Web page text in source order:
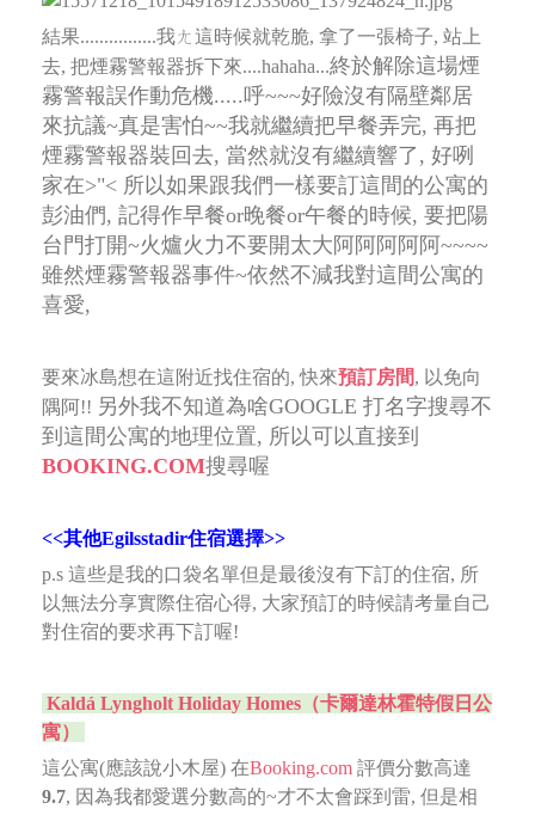
結果................我ㄤ這時候就乾脆, 拿了一張椅子, 站上
去, 把煙霧警報器拆下來....hahaha...終於解除這場煙
霧警報誤作動危機.....呼~~~好險沒有隔壁鄰居
來抗議~真是害怕~~我就繼續把早餐弄完, 再把
煙霧警報器裝回去, 當然就沒有繼續響了, 好咧
家在>"< 所以如果跟我們一樣要訂這間的公寓的
彭油們, 記得作早餐or晚餐or午餐的時候, 要把陽
台門打開~火爐火力不要開太大阿阿阿阿阿~~~~
雖然煙霧警報器事件~依然不減我對這間公寓的
喜愛,
要來冰島想在這附近找住宿的, 快來預訂房間, 以免向
隅阿!! 另外我不知道為啥GOOGLE 打名字搜尋不
到這間公寓的地理位置, 所以可以直接到
BOOKING.COM搜尋喔
<<其他Egilsstadir住宿選擇>>
p.s 這些是我的口袋名單但是最後沒有下訂的住宿, 所
以無法分享實際住宿心得, 大家預訂的時候請考量自己
對住宿的要求再下訂喔!
Kaldá Lyngholt Holiday Homes（卡爾達林霍特假日公
寓）
這公寓(應該說小木屋) 在Booking.com 評價分數高達
9.7, 因為我都愛選分數高的~才不太會踩到雷, 但是相